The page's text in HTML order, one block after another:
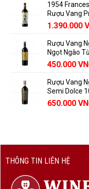
là:
495.000
1954
Rượu Vang
Giá
là:
1.529.000
1.390.000
Rượu Vang
Ngọt Ngào
450.000
Rượu Vang
Semi Dolce
650.000
THÔNG TIN LIÊN HỆ